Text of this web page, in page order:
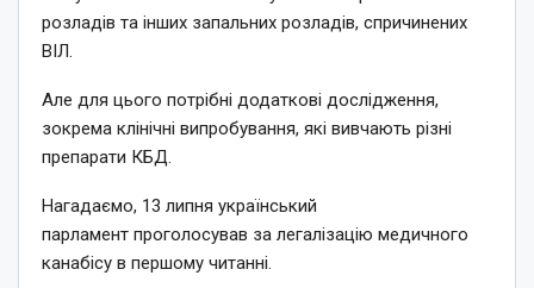
розладів та інших запальних розладів, спричинених
ВІЛ.
Але для цього потрібні додаткові дослідження,
зокрема клінічні випробування, які вивчають різні
препарати КБД.
Нагадаємо, 13 липня український
парламент проголосував за легалізацію медичного
канабісу в першому читанні.